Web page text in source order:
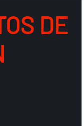
DE